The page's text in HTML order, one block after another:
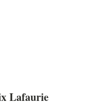
Lafaurie